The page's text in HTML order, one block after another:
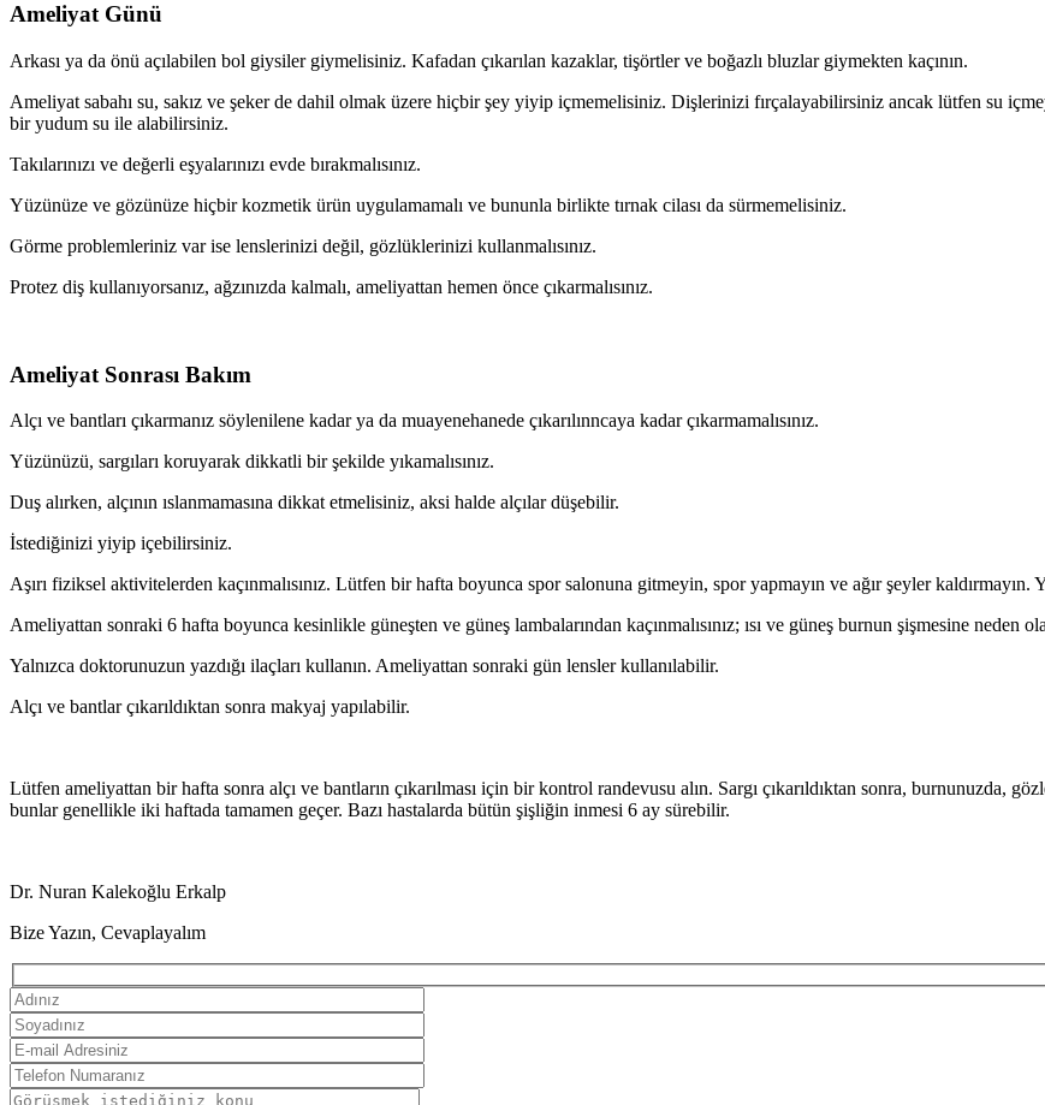
Ameliyat Günü
Arkası ya da önü açılabilen bol giysiler giymelisiniz. Kafadan çıkarılan kazaklar, tişörtler ve boğazlı bluzlar giymekten kaçının.
Ameliyat sabahı su, sakız ve şeker de dahil olmak üzere hiçbir şey yiyip içmemelisiniz. Dişlerinizi fırçalayabilirsiniz ancak lütfen su
bir yudum su ile alabilirsiniz.
Takılarınızı ve değerli eşyalarınızı evde bırakmalısınız.
Yüzünüze ve gözünüze hiçbir kozmetik ürün uygulamamalı ve bununla birlikte tırnak cilası da sürmemelisiniz.
Görme problemleriniz var ise lenslerinizi değil, gözlüklerinizi kullanmalısınız.
Protez diş kullanıyorsanız, ağzınızda kalmalı, ameliyattan hemen önce çıkarmalısınız.
Ameliyat Sonrası Bakım
Alçı ve bantları çıkarmanız söylenilene kadar ya da muayenehanede çıkarılınncaya kadar çıkarmamalısınız.
Yüzünüzü, sargıları koruyarak dikkatli bir şekilde yıkamalısınız.
Duş alırken, alçının ıslanmamasına dikkat etmelisiniz, aksi halde alçılar düşebilir.
İstediğinizi yiyip içebilirsiniz.
Aşırı fiziksel aktivitelerden kaçınmalısınız. Lütfen bir hafta boyunca spor salonuna gitmeyin, spor yapmayın ve ağır şeyler kaldırmayın.
Ameliyattan sonraki 6 hafta boyunca kesinlikle güneşten ve güneş lambalarından kaçınmalısınız; ısı ve güneş burnun şişmesine neden
Yalnızca doktorunuzun yazdığı ilaçları kullanın. Ameliyattan sonraki gün lensler kullanılabilir.
Alçı ve bantlar çıkarıldıktan sonra makyaj yapılabilir.
Lütfen ameliyattan bir hafta sonra alçı ve bantların çıkarılması için bir kontrol randevusu alın. Sargı çıkarıldıktan sonra, burnunuzda,
bunlar genellikle iki haftada tamamen geçer. Bazı hastalarda bütün şişliğin inmesi 6 ay sürebilir.
Dr. Nuran Kalekoğlu Erkalp
Bize Yazın, Cevaplayalım